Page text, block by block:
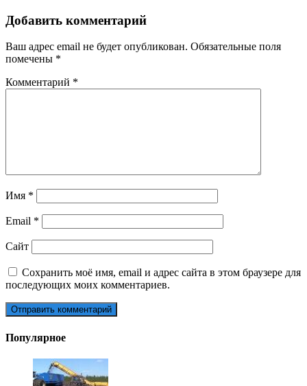
Добавить комментарий
Ваш адрес email не будет опубликован. Обязательные поля
помечены *
Комментарий *
Имя *
Email *
Сайт
Сохранить моё имя, email и адрес сайта в этом браузере для
последующих моих комментариев.
Популярное